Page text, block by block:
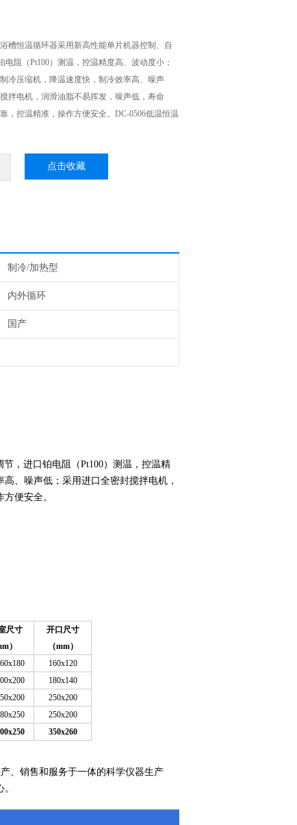
槽恒温循环器采用新高性能单片机器控制、自
电阻（Pt100）测温，控温精度高、波动度小；
冷压缩机，降温速度快，制冷效率高、噪声
拌电机，润滑油脂不易挥发，噪声低，寿命
，控温精准，操作方便安全。DC-0506低温恒温
点击收藏
制冷/加热型
内外循环
国产
，进口铂电阻（Pt100）测温，控温精
、噪声低；采用进口全密封搅拌电机，
便安全。
尺寸
）
开口尺寸
（mm）
160x120
180x140
250x200
250x200
350x260
、销售和服务于一体的科学仪器生产